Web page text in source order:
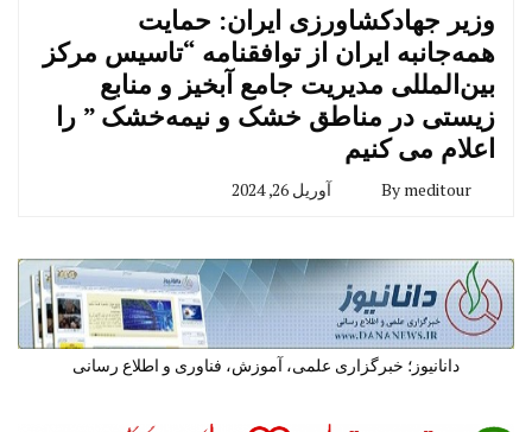
وزیر جهادکشاورزی ایران: حمایت
همه‌جانبه ایران از توافقنامه “تاسیس مرکز
بین‌المللی مدیریت جامع آبخیز و منابع
زیستی در مناطق خشک و نیمه‌خشک ” را
اعلام می کنیم
By meditour آوریل 26, 2024
دانانیوز؛ خبرگزاری علمی، آموزش، فناوری و اطلاع رسانی